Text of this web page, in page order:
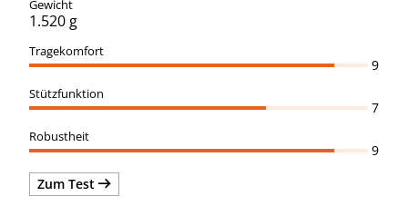
1.520 g
9
7
9
Zum Test